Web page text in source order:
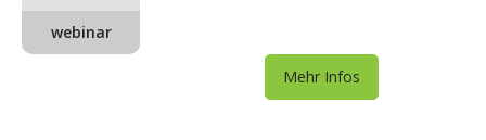
webinar
Mehr Infos